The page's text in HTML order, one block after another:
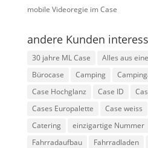
mobile Videoregie im Case
andere Kunden
30 jahre ML Case Alles aus
Bürocase
Camping
Case Hochglanz
Case ID
Cases Europalette
Case weiss
Catering
einzigartige Nummer
Fahrradaufbau
Fahrradladen